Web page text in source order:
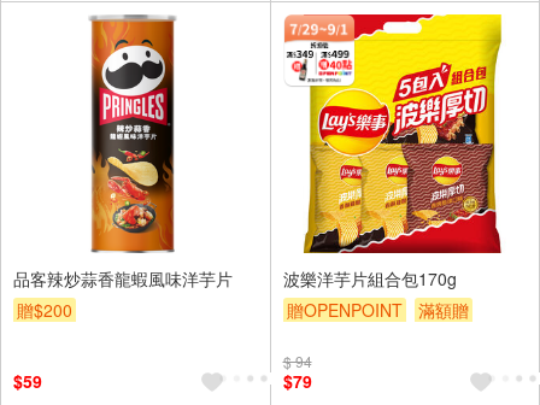
品客辣炒蒜香龍蝦風味洋芋片
贈$200
$59
波樂洋芋片組合包170g
贈OPENPOINT
滿額贈
$ 94
$79